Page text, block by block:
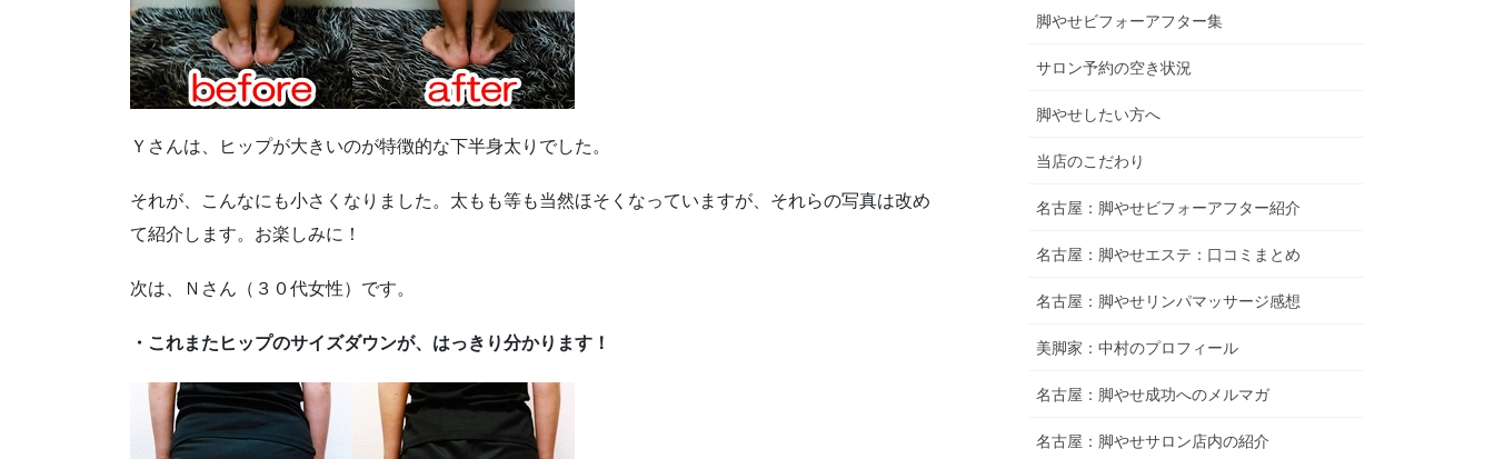
Ｙさんは、ヒップが大きいのが特徴的な下半身太りでした。
それが、こんなにも小さくなりました。太もも等も当然ほそくなっていますが、それらの写真は改め
て紹介します。お楽しみに！
次は、Ｎさん（３０代女性）です。
・これまたヒップのサイズダウンが、はっきり分かります！
脚やせビフォーアフター集
サロン予約の空き状況
脚やせしたい方へ
当店のこだわり
名古屋：脚やせビフォーアフター紹介
名古屋：脚やせエステ：口コミまとめ
名古屋：脚やせリンパマッサージ感想
美脚家：中村のプロフィール
名古屋：脚やせ成功へのメルマガ
名古屋：脚やせサロン店内の紹介